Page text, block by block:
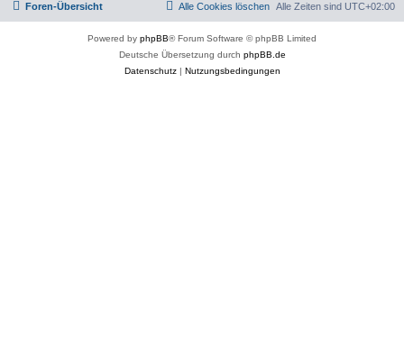
Foren-Übersicht Alle Zeiten sind UTC+02:00
Alle Cookies löschen
Powered by phpBB® Forum Software © phpBB Limited
Deutsche Übersetzung durch phpBB.de
Datenschutz| Nutzungsbedingungen